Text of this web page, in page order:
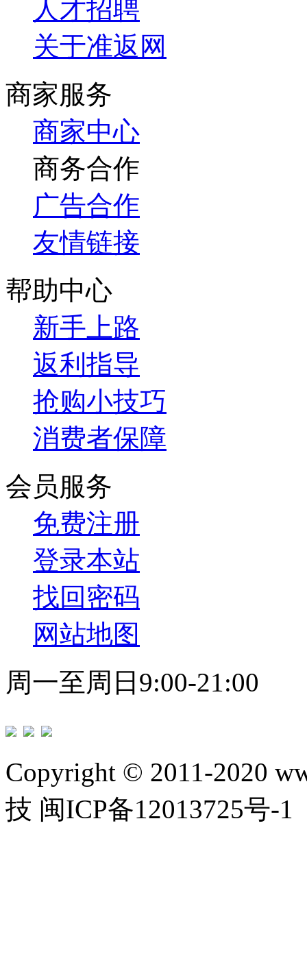
人才招聘
关于准返网
商家服务
商家中心
商务合作
广告合作
友情链接
帮助中心
新手上路
返利指导
抢购小技巧
消费者保障
会员服务
免费注册
登录本站
找回密码
网站地图
周一至周日9:00-21:00
Copyright © 2011-2020
技 闽ICP备12013725号-1